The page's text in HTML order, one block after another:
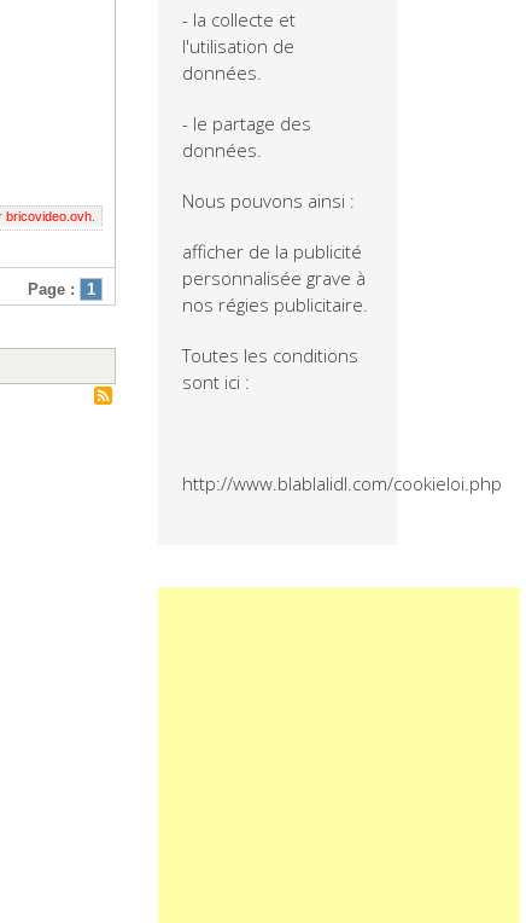
bricovideo.ovh
Page : 1
- la collecte et
l'utilisation de
données.
- le partage des
données.
Nous pouvons ainsi :
afficher de la publicité
personnalisée grave à
nos régies publicitaire.
Toutes les conditions
sont ici :
http://www.blablalidl.com/cookieloi.php